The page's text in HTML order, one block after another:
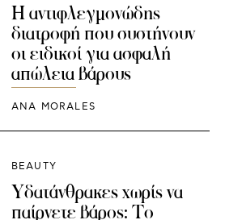
Η αντιφλεγμονώδης
διατροφή που συστήνουν
οι ειδικοί για ασφαλή
απώλεια βάρους
ANA MORALES
BEAUTY
Υδατάνθρακες χωρίς να
παίρνετε βάρος: Το